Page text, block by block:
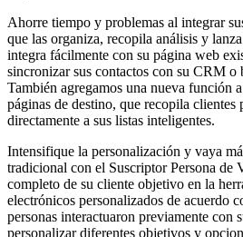
Ahorre tiempo y problemas al integrar
que las organiza, recopila análisis y
integra fácilmente con su página web
sincronizar sus contactos con su CRM o
También agregamos una nueva función
páginas de destino, que recopila clientes
directamente a sus listas inteligentes.
Intensifique la personalización y vaya
tradicional con el Suscriptor Persona de
completo de su cliente objetivo en la
electrónicos personalizados de acuerdo
personas interactuaron previamente con
personalizar diferentes objetivos y